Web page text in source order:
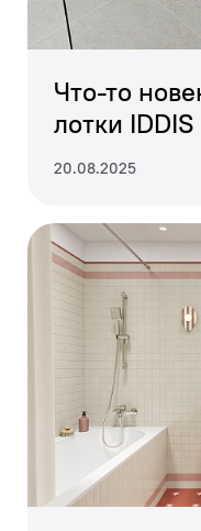
Что-то
лотки IDDIS
20.08.2025